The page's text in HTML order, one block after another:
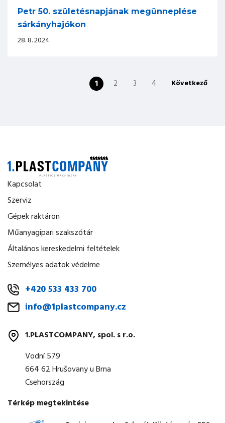
Petr 50. születésnapjának megünneplése
sárkányhajókon
28. 8. 2024
1 2 3 4 Következő
Kapcsolat
Szerviz
Gépek raktáron
Műanyagipari szakszótár
Általános kereskedelmi feltételek
Személyes adatok védelme
+420 533 433 700
info@1plastcompany.cz
1.PLASTCOMPANY, spol. s r.o.
Vodní 579
664 62 Hrušovany u Brna
Csehország
Térkép megtekintése